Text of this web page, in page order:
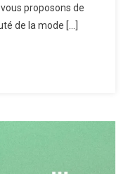
proposons de
de la mode […]